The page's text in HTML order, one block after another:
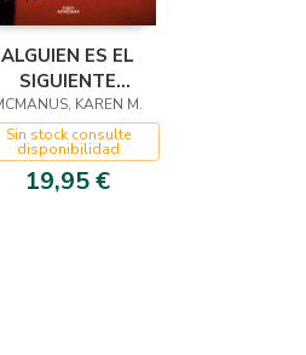
ALGUIEN ES EL
SIGUIENTE
(INSTITUTO
BAYVIEW)
KAREN M.
Sin stock consulte
disponibilidad
19,95 €